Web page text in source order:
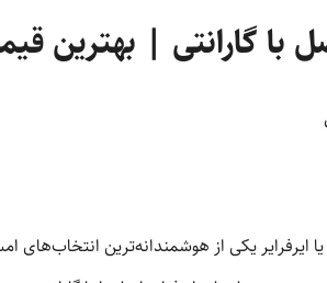
با گارانتی | بهترین
یکی از هوشمندانه‌ترین انتخاب‌های